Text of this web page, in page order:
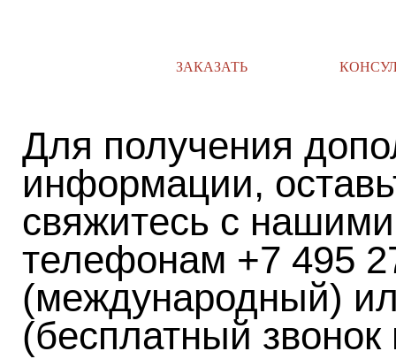
ЗАКАЗАТЬ
Для получения
информации,
свяжитесь с
телефонам +7 495
(международный)
(бесплатный